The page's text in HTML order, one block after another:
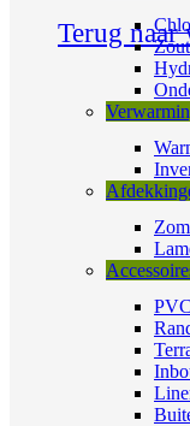
Terug naar
PVC